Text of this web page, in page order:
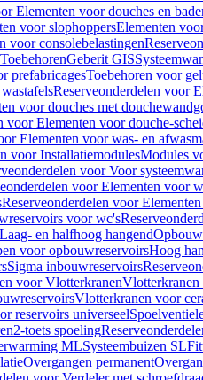
Elementen voor douches en
voor slophoppersElementen
voor consolebelastingen
Geberit GIS
prefabricagesToebehoren voor
Reserveonderdelen voor
voor douches met
voor Elementen voor douche-
Elementen voor was- en
voor InstallatiemodulesModules
voor Voor
voor Elementen voor
Reserveonderdelen voor
voor wc's
en halfhoog hangend
voor opbouwreservoirsHoog
Sigma inbouwreservoirs
voor VlotterkranenVlotterkranen
Vlotterkranen voor
reservoirs universeel
2-toets spoeling
MLSysteembuizen SL
Overgangen permanent